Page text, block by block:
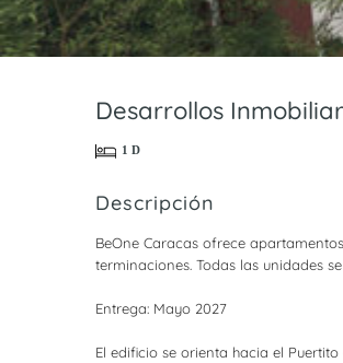
Desarrollos
1 D
Descripción
BeOne Caracas ofrece
terminaciones. Todas las unidades
Entrega: Mayo 2027
El edificio se orienta hacia el